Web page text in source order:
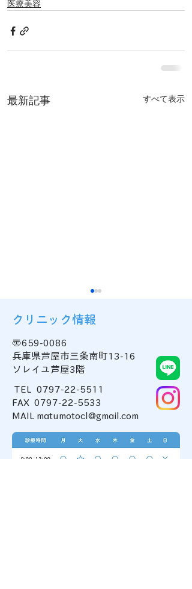
医療美容
最新記事 すべて表示
に…長男が通う高校の
クリニック情報
〒659-0086
兵庫県芦屋市三条南町13-16
ソレイユ芦屋3階
TEL
0797-22-5511
FAX 0797-22-5533
MAIL matumotocl@gmail.com